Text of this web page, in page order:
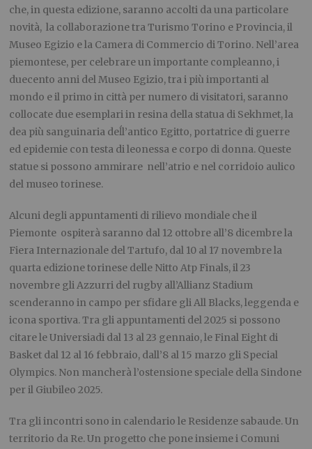
che, in questa edizione, saranno accolti da una particolare
novità, la collaborazione tra Turismo Torino e Provincia, il
Museo Egizio e la Camera di Commercio di Torino. Nell’area
piemontese, per celebrare un importante compleanno, i
duecento anni del Museo Egizio, tra i più importanti al
mondo e il primo in città per numero di visitatori, saranno
collocate due esemplari in resina della statua di Sekhmet, la
dea più sanguinaria deĺl’antico Egitto, portatrice di guerre
ed epidemie con testa di leonessa e corpo di donna. Queste
statue si possono ammirare nell’atrio e nel corridoio aulico
del museo torinese.
Alcuni degli appuntamenti di rilievo mondiale che il
Piemonte ospiterà saranno dal 12 ottobre all’8 dicembre la
Fiera Internazionale del Tartufo, dal 10 al 17 novembre la
quarta edizione torinese delle Nitto Atp Finals, il 23
novembre gli Azzurri del rugby all’Allianz Stadium
scenderanno in campo per sfidare gli All Blacks, leggenda e
icona sportiva. Tra gli appuntamenti del 2025 si possono
citare le Universiadi dal 13 al 23 gennaio, le Final Eight di
Basket dal 12 al 16 febbraio, dall’8 al 15 marzo gli Special
Olympics. Non mancherà l’ostensione speciale della Sindone
per il Giubileo 2025.
Tra gli incontri sono in calendario le Residenze sabaude. Un
territorio da Re. Un progetto che pone insieme i Comuni